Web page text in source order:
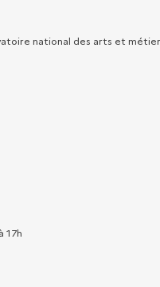
national des arts et
17h